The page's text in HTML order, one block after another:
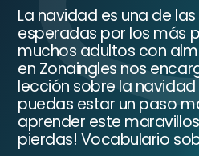
ZonaInglés
La navidad es una de
esperadas por los más
muchos adultos con
en Zonaingles nos
lección sobre la
puedas estar un paso
aprender este
pierdas! Vocabulario